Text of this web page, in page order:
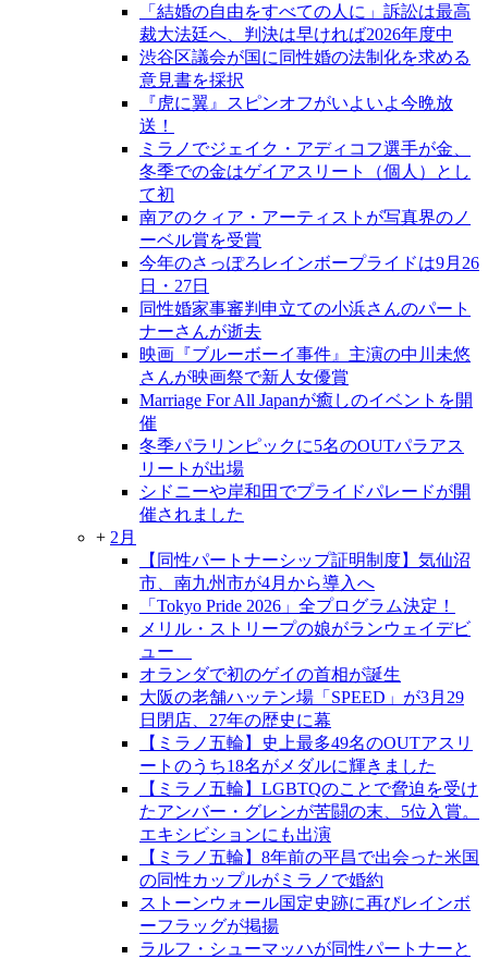
「結婚の自由をすべての人に」訴訟は最高
裁大法廷へ、判決は早ければ2026年度中
渋谷区議会が国に同性婚の法制化を求める
意見書を採択
『虎に翼』スピンオフがいよいよ今晩放
送！
ミラノでジェイク・アディコフ選手が金、
冬季での金はゲイアスリート（個人）とし
て初
南アのクィア・アーティストが写真界のノ
ーベル賞を受賞
今年のさっぽろレインボープライドは9月26
日・27日
同性婚家事審判申立ての小浜さんのパート
ナーさんが逝去
映画『ブルーボーイ事件』主演の中川未悠
さんが映画祭で新人女優賞
Marriage For All Japanが癒しのイベントを開
催
冬季パラリンピックに5名のOUTパラアス
リートが出場
シドニーや岸和田でプライドパレードが開
催されました
+ 2月
【同性パートナーシップ証明制度】気仙沼
市、南九州市が4月から導入へ
「Tokyo Pride 2026」全プログラム決定！
メリル・ストリープの娘がランウェイデビ
ュー
オランダで初のゲイの首相が誕生
大阪の老舗ハッテン場「SPEED」が3月29
日閉店、27年の歴史に幕
【ミラノ五輪】史上最多49名のOUTアスリ
ートのうち18名がメダルに輝きました
【ミラノ五輪】LGBTQのことで脅迫を受け
たアンバー・グレンが苦闘の末、5位入賞。
エキシビションにも出演
【ミラノ五輪】8年前の平昌で出会った米国
の同性カップルがミラノで婚約
ストーンウォール国定史跡に再びレインボ
ーフラッグが掲揚
ラルフ・シューマッハが同性パートナーと